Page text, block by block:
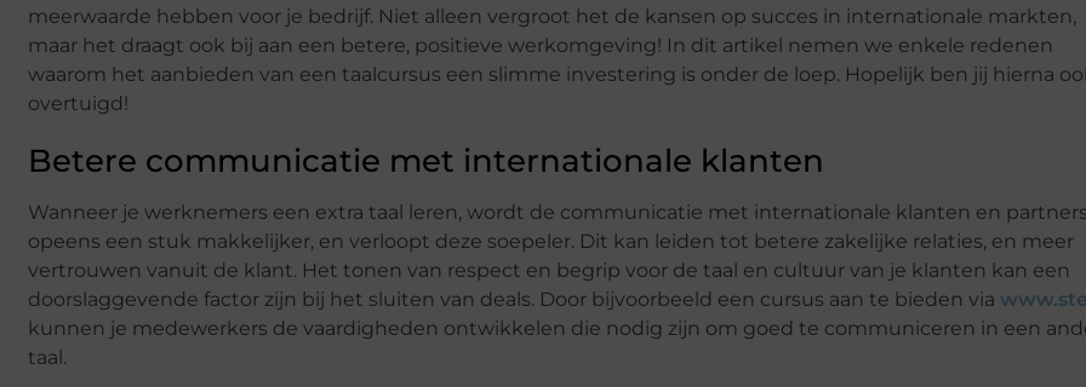
meerwaarde hebben voor je bedrijf. Niet alleen vergroot het de kansen op succes in internationale markten,
maar het draagt ook bij aan een betere, positieve werkomgeving! In dit artikel nemen we enkele redenen
waarom het aanbieden van een taalcursus een slimme investering is onder de loep. Hopelijk ben jij hierna
overtuigd!
Betere communicatie met internationale klanten
Wanneer je werknemers een extra taal leren, wordt de communicatie met internationale klanten en partners
opeens een stuk makkelijker, en verloopt deze soepeler. Dit kan leiden tot betere zakelijke relaties, en meer
vertrouwen vanuit de klant. Het tonen van respect en begrip voor de taal en cultuur van je klanten kan een
doorslaggevende factor zijn bij het sluiten van deals. Door bijvoorbeeld een cursus aan te bieden via
kunnen je medewerkers de vaardigheden ontwikkelen die nodig zijn om goed te communiceren in een
taal.